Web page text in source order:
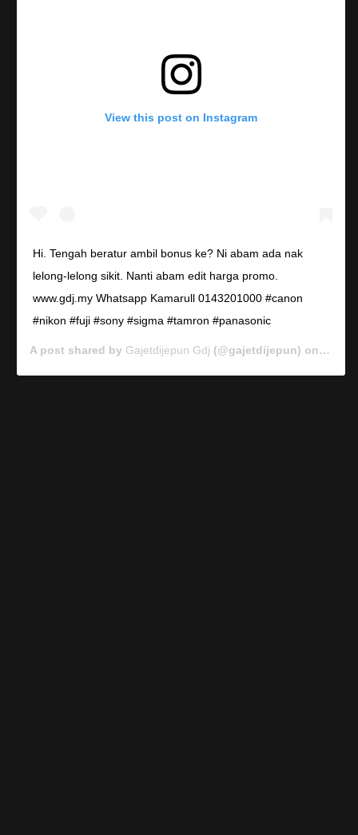
View this post on Instagram
Hi. Tengah beratur ambil bonus ke? Ni abam ada nak
lelong-lelong sikit. Nanti abam edit harga promo.
www.gdj.my Whatsapp Kamarull 0143201000 #canon
#nikon #fuji #sony #sigma #tamron #panasonic
A post shared by Gajetdijepun Gdj (@gajetdijepun) on Jan 7,